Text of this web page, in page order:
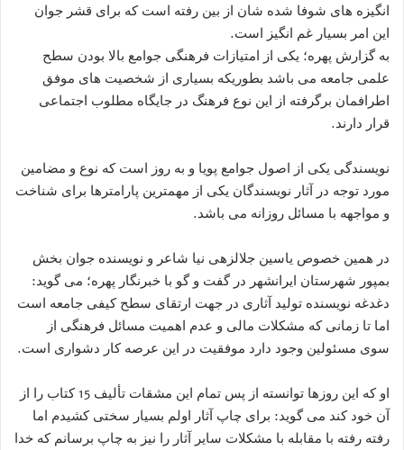
انگیزه های شوفا شده شان از بین رفته است که برای قشر جوان
این امر بسیار غم انگیز است.
به گزارش پهره؛ یکی از امتیازات فرهنگی جوامع بالا بودن سطح
علمی جامعه می باشد بطوریکه بسیاری از شخصیت های موفق
اطرافمان برگرفته از این نوع فرهنگ در جایگاه مطلوب اجتماعی
قرار دارند.
نویسندگی یکی از اصول جوامع پویا و به روز است که نوع و مضامین
مورد توجه در آثار نویسندگان یکی از مهمترین پارامترها برای شناخت
و مواجهه با مسائل روزانه می باشد.
در همین خصوص یاسین جلالزهی نیا شاعر و نویسنده جوان بخش
بمپور شهرستان ایرانشهر در گفت و گو با خبرنگار پهره؛ می گوید:
دغدغه نویسنده تولید آثاری در جهت ارتقای سطح کیفی جامعه است
اما تا زمانی که مشکلات مالی و عدم اهمیت مسائل فرهنگی از
سوی مسئولین وجود دارد موفقیت در این عرصه کار دشواری است.
او که این روزها توانسته از پس تمام این مشقات تألیف 15 کتاب را از
آن خود کند می گوید: برای چاپ آثار اولم بسیار سختی کشیدم اما
رفته رفته با مقابله با مشکلات سایر آثار را نیز به چاپ برسانم که خدا